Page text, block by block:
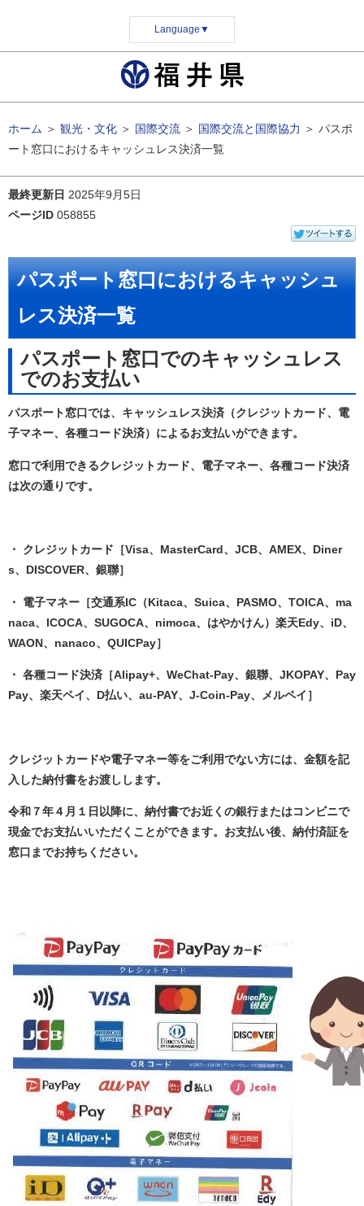
Language ▼
ホーム ＞ 観光・文化 ＞ 国際交流 ＞ 国際交流と国際協力 ＞ パスポ
ート窓口におけるキャッシュレス決済一覧
最終更新日 2025年9月5日
ページID 058855
パスポート窓口におけるキャッシュ
レス決済一覧
パスポート窓口でのキャッシュレス
でのお支払い
パスポート窓口では、キャッシュレス決済（クレジットカード、電
子マネー、各種コード決済）によるお支払いができます。
窓口で利用できるクレジットカード、電子マネー、各種コード決済
は次の通りです。
・ クレジットカード［Visa、MasterCard、JCB、AMEX、Diner
s、DISCOVER、銀聯］
・ 電子マネー［交通系IC（Kitaca、Suica、PASMO、TOICA、ma
naca、ICOCA、SUGOCA、nimoca、はやかけん）楽天Edy、iD、
WAON、nanaco、QUICPay］
・ 各種コード決済［Alipay+、WeChat-Pay、銀聯、JKOPAY、Pay
Pay、楽天ペイ、D払い、au-PAY、J-Coin-Pay、メルペイ］
クレジットカードや電子マネー等をご利用でない方には、金額を記
入した納付書をお渡しします。
令和７年４月１日以降に、納付書でお近くの銀行またはコンビニで
現金でお支払いいただくことができます。お支払い後、納付済証を
窓口までお持ちください。